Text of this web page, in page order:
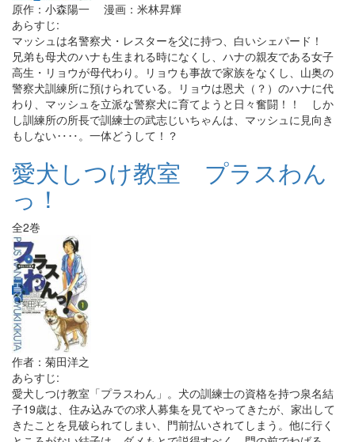
原作：小森陽一 漫画：米林昇輝
あらすじ:
マッシュは名警察犬・レスターを父に持つ、白いシェパード！
兄弟も母犬のハナも生まれる時になくし、ハナの親友である女子
高生・リョウが母代わり。リョウも事故で家族をなくし、山奥の
警察犬訓練所に預けられている。リョウは恩犬（？）のハナに代
わり、マッシュを立派な警察犬に育てようと日々奮闘！！ しか
し訓練所の所長で訓練士の武志じいちゃんは、マッシュに見向き
もしない‥‥。一体どうして！？
愛犬しつけ教室 プラスわん
っ！
全2巻
作者：菊田洋之
あらすじ:
愛犬しつけ教室「プラスわん」。犬の訓練士の資格を持つ泉名結
子19歳は、住み込みでの求人募集を見てやってきたが、家出して
きたことを見破られてしまい、門前払いされてしまう。他に行く